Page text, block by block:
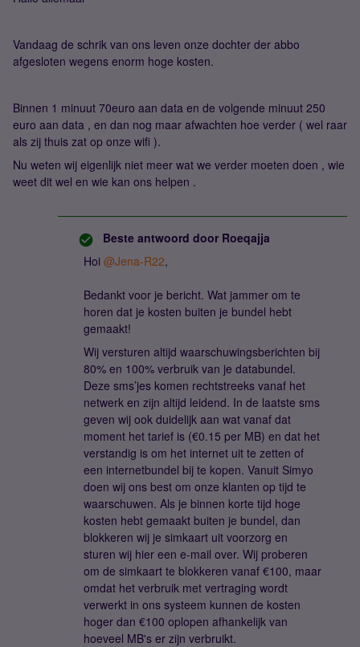
Vandaag de schrik van ons leven onze dochter der abbo
afgesloten wegens enorm hoge kosten.
Binnen 1 minuut 70euro aan data en de volgende minuut 250
euro aan data , en dan nog maar afwachten hoe verder ( wel raar
als zij thuis zat op onze wifi ).
Nu weten wij eigenlijk niet meer wat we verder moeten doen , wie
weet dit wel en wie kan ons helpen .
Beste antwoord door Roeqajja
Hoi @Jena-R22,
Bedankt voor je bericht. Wat jammer om te
horen dat je kosten buiten je bundel hebt
gemaakt!
Wij versturen altijd waarschuwingsberichten bij
80% en 100% verbruik van je databundel.
Deze sms’jes komen rechtstreeks vanaf het
netwerk en zijn altijd leidend. In de laatste sms
geven wij ook duidelijk aan wat vanaf dat
moment het tarief is (€0.15 per MB) en dat het
verstandig is om het internet uit te zetten of
een internetbundel bij te kopen. Vanuit Simyo
doen wij ons best om onze klanten op tijd te
waarschuwen. Als je binnen korte tijd hoge
kosten hebt gemaakt buiten je bundel, dan
blokkeren wij je simkaart uit voorzorg en
sturen wij hier een e-mail over. Wij proberen
om de simkaart te blokkeren vanaf €100, maar
omdat het verbruik met vertraging wordt
verwerkt in ons systeem kunnen de kosten
hoger dan €100 oplopen afhankelijk van
hoeveel MB's er zijn verbruikt.